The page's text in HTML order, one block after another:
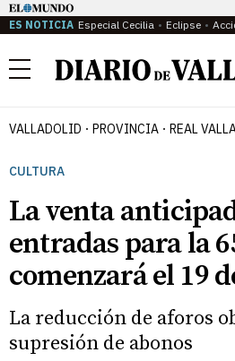
ES NOTICIA Especial Cecilia Eclipse
Menú
VALLADOLID PROVINCIA REAL
CULTURA
La venta
entradas para la
comenzará el 19
La reducción de aforos
supresión de abonos